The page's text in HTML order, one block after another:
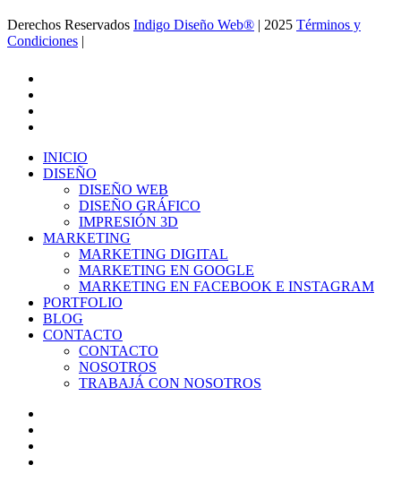
Derechos Reservados Indigo Diseño Web® | 2025 Términos y
Condiciones |
Close
Menu
INICIO
DISEÑO
DISEÑO WEB
DISEÑO GRÁFICO
IMPRESIÓN 3D
MARKETING
MARKETING DIGITAL
MARKETING EN GOOGLE
MARKETING EN FACEBOOK E INSTAGRAM
PORTFOLIO
BLOG
CONTACTO
CONTACTO
NOSOTROS
TRABAJÁ CON NOSOTROS